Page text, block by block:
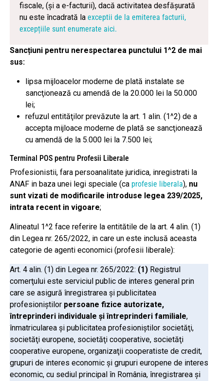
fiscale, (și a e-facturii), dacă activitatea desfășurată
nu este încadrată la exceptii de la emiterea facturii,
excepțiile sunt enumerate aici.
Sancțiuni pentru nerespectarea punctului 1^2 de mai
sus:
lipsa mijloacelor moderne de plată instalate se
sancţionează cu amendă de la 20.000 lei la 50.000
lei;
refuzul entităţilor prevăzute la art. 1 alin. (1^2) de a
accepta mijloace moderne de plată se sancţionează
cu amendă de la 5.000 lei la 7.500 lei;
Terminal POS pentru Profesii Liberale
Profesionistii, fara persoanalitate juridica, inregistrati la
ANAF in baza unei legi speciale (ca profesie liberala), nu
sunt vizati de modificarile introduse legea 239/2025,
intrata recent in vigoare;
Alineatul 1^2 face referire la entitătile de la art. 4 alin. (1)
din Legea nr. 265/2022, in care un este inclusă aceasta
categorie de agenti economici (profesii liberale):
Art. 4 alin. (1) din Legea nr. 265/2022: (1) Registrul
comerţului este serviciul public de interes general prin
care se asigură înregistrarea şi publicitatea
profesioniştilor persoane fizice autorizate,
întreprinderi individuale şi întreprinderi familiale,
înmatricularea şi publicitatea profesioniştilor societăţi,
societăţi europene, societăţi cooperative, societăţi
cooperative europene, organizaţii cooperatiste de credit,
grupuri de interes economic şi grupuri europene de interes
economic, cu sediul principal în România, înregistrarea şi